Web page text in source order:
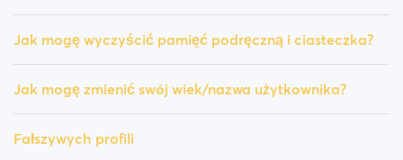
Jak mogę wyczyścić pamięć podręczną i ciasteczka?
Jak mogę zmienić swój wiek/nazwa użytkownika?
Fałszywych profili